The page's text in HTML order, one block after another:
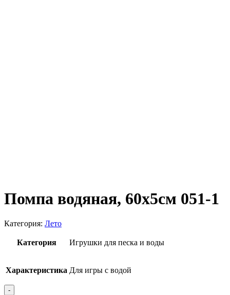
Помпа водяная, 60х5см 051-1
Категория: Лето
Категория Игрушки для песка и воды
Характеристика Для игры с водой
-